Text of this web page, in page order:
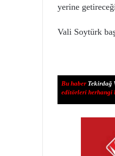
yerine
Vali Soytürk
Bu haber
editörleri herhangi